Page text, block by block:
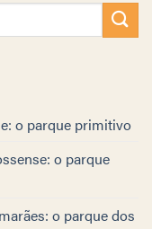
o parque primitivo
o parque
o parque dos